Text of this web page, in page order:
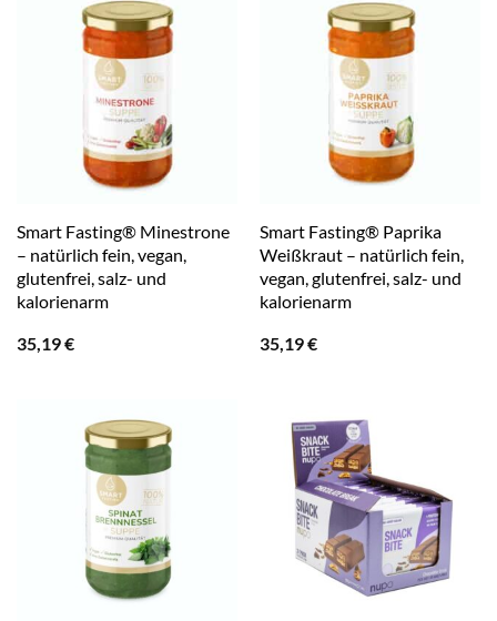
Smart Fasting® Minestrone
– natürlich fein, vegan,
glutenfrei, salz- und
kalorienarm
35,19€
Smart Fasting® Paprika
Weißkraut – natürlich fein,
vegan, glutenfrei, salz- und
kalorienarm
35,19€